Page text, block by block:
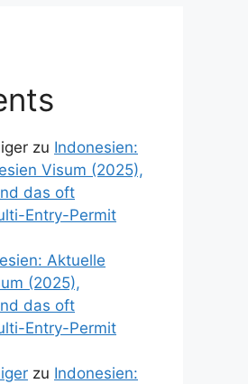
zu Indonesien:
Visum (2025),
das oft
Entry-Permit
Aktuelle
(2025),
das oft
Entry-Permit
zu Indonesien: